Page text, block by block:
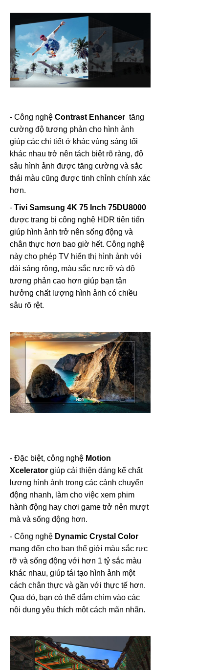
- Công nghệ Contrast Enhancer tăng
cường độ tương phản cho hình ảnh
giúp các chi tiết ở khác vùng sáng tối
khác nhau trở nên tách biệt rõ ràng, độ
sâu hình ảnh được tăng cường và sắc
thái màu cũng được tinh chỉnh chính xác
hơn.
- Tivi Samsung 4K 75 Inch 75DU8000
được trang bị công nghệ HDR tiên tiến
giúp hình ảnh trở nên sống động và
chân thực hơn bao giờ hết. Công nghệ
này cho phép TV hiển thị hình ảnh với
dải sáng rộng, màu sắc rực rỡ và độ
tương phản cao hơn giúp bạn tận
hưởng chất lượng hình ảnh có chiều
sâu rõ rệt.
- Đặc biệt, công nghệ Motion
Xcelerator giúp cải thiện đáng kể chất
lượng hình ảnh trong các cảnh chuyển
động nhanh, làm cho việc xem phim
hành động hay chơi game trở nên mượt
mà và sống động hơn.
- Công nghệ Dynamic Crystal Color
mang đến cho bạn thế giới màu sắc rực
rỡ và sống động với hơn 1 tỷ sắc màu
khác nhau, giúp tái tạo hình ảnh một
cách chân thực và gần với thực tế hơn.
Qua đó, bạn có thể đắm chìm vào các
nội dung yêu thích một cách mãn nhãn.